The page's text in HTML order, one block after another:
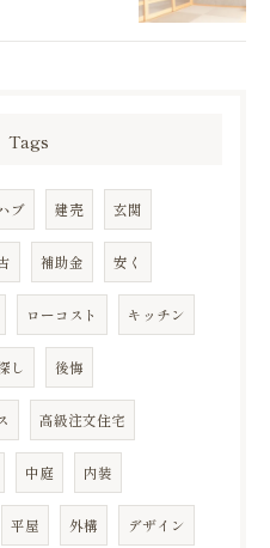
Tags
ブ 建売 玄関
補助金 安く
ローコスト キッチン
し 後悔
高級注文住宅
中庭 内装
平屋 外構 デザイン